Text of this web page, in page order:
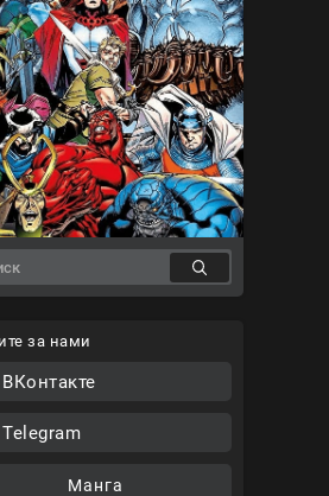
за нами
ВКонтакте
Telegram
Манга